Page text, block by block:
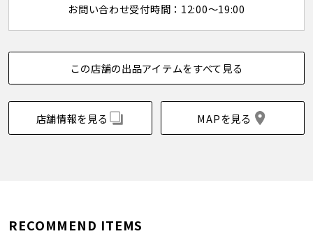
お問い合わせ受付時間：12:00～19:00
この店舗の出品アイテムをすべて見る
店舗情報を見る MAPを見る
RECOMMEND ITEMS